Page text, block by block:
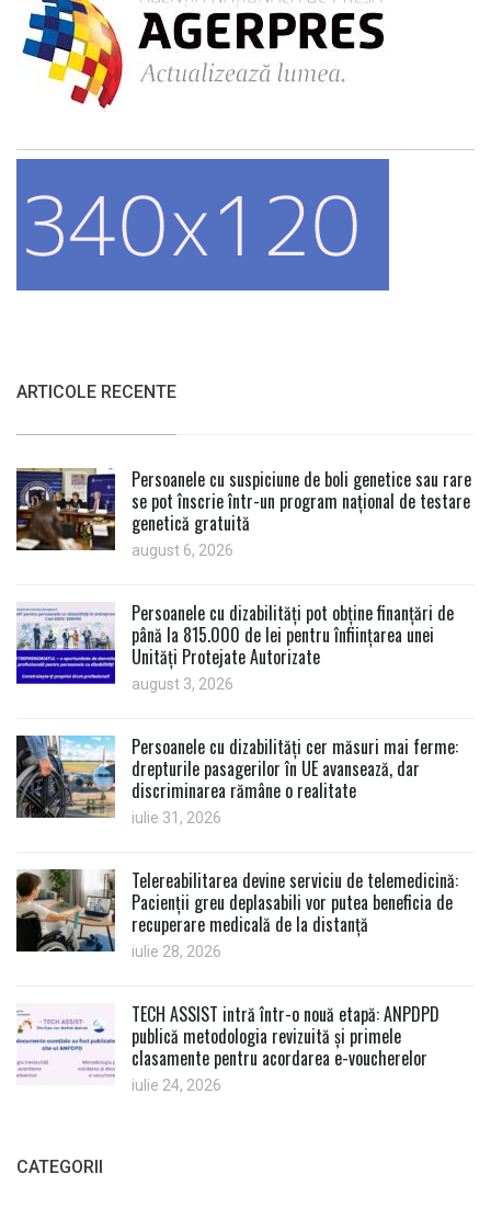
ARTICOLE RECENTE
Persoanele cu suspiciune de boli genetice sau rare
se pot înscrie într-un program național de testare
genetică gratuită
august 6, 2026
Persoanele cu dizabilități pot obține finanțări de
până la 815.000 de lei pentru înființarea unei
Unități Protejate Autorizate
august 3, 2026
Persoanele cu dizabilități cer măsuri mai ferme:
drepturile pasagerilor în UE avansează, dar
discriminarea rămâne o realitate
iulie 31, 2026
Telereabilitarea devine serviciu de telemedicină:
Pacienții greu deplasabili vor putea beneficia de
recuperare medicală de la distanță
iulie 28, 2026
TECH ASSIST intră într-o nouă etapă: ANPDPD
publică metodologia revizuită și primele
clasamente pentru acordarea e-voucherelor
iulie 24, 2026
CATEGORII